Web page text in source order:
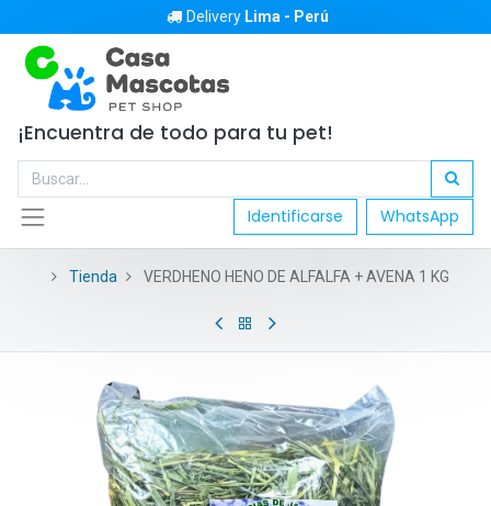
Delivery Lima - Perú
¡Encuentra de todo para tu pet!
Identificarse WhatsApp
Tienda VERDHENO HENO DE ALFALFA + AVENA 1 KG